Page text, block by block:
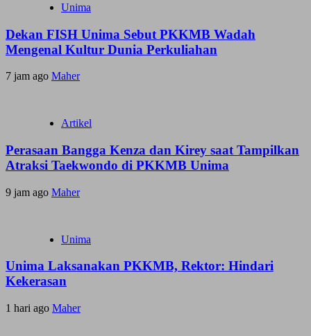
Unima
Dekan FISH Unima Sebut PKKMB Wadah
Mengenal Kultur Dunia Perkuliahan
7 jam ago Maher
Artikel
Perasaan Bangga Kenza dan Kirey saat Tampilkan
Atraksi Taekwondo di PKKMB Unima
9 jam ago Maher
Unima
Unima Laksanakan PKKMB, Rektor: Hindari
Kekerasan
1 hari ago Maher